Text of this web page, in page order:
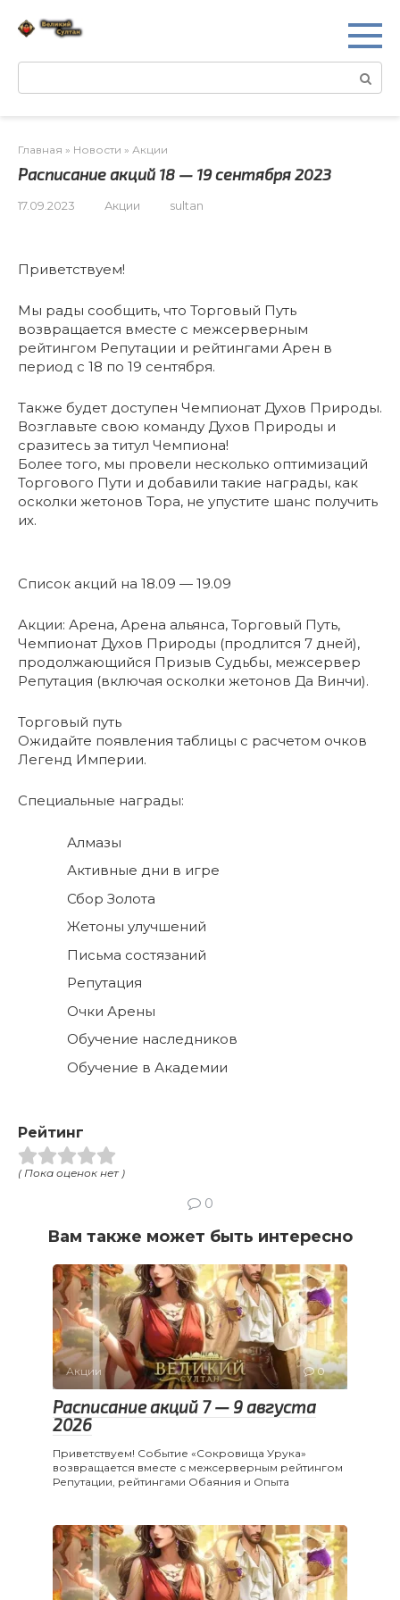
Поиск:
Главная » Новости » Акции
Расписание акций 18 — 19 сентября 2023
17.09.2023 Акции sultan
Приветствуем!
Мы рады сообщить, что Торговый Путь
возвращается вместе с межсерверным
рейтингом Репутации и рейтингами Арен в
период с 18 по 19 сентября.
Также будет доступен Чемпионат Духов Природы.
Возглавьте свою команду Духов Природы и
сразитесь за титул Чемпиона!
Более того, мы провели несколько оптимизаций
Торгового Пути и добавили такие награды, как
осколки жетонов Тора, не упустите шанс получить
их.
Список акций на 18.09 — 19.09
Акции: Арена, Арена альянса, Торговый Путь,
Чемпионат Духов Природы (продлится 7 дней),
продолжающийся Призыв Судьбы, межсервер
Репутация (включая осколки жетонов Да Винчи).
Торговый путь
Ожидайте появления таблицы с расчетом очков
Легенд Империи.
Специальные награды:
Алмазы
Активные дни в игре
Сбор Золота
Жетоны улучшений
Письма состязаний
Репутация
Очки Арены
Обучение наследников
Обучение в Академии
Рейтинг
( Пока оценок нет )
0
Вам также может быть интересно
Акции 0
Расписание акций 7 — 9 августа
2026
Приветствуем! Событие «Сокровища Урука»
возвращается вместе с межсерверным рейтингом
Репутации, рейтингами Обаяния и Опыта